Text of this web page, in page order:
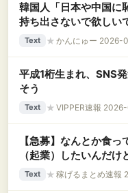
韓国人「日本や中国に
持ち出さないで欲しい
Text ★ かんにゅー 2026-
平成1桁生まれ、SNS
そう
Text ★ VIPPER速報
【急募】なんとか食
（起業）したいんだけ
Text ★ 稼げるまとめ速